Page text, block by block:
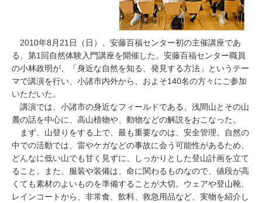
2010年8月21日（日）、安藤百福センター初の主催講座であ
る、第1回自然体験入門講座を開催した。安藤百福センター職員
の小林政明が、
「身近な自然を知る、発見する方法」
というテー
マで講演を行い、小諸市内外から、およそ140名の方々にご参加
いただいた。
講演では、小諸市の身近なフィールドである、浅間山とその山
麓の話を中心に、高山植物や、動物などの解説をおこなった。
まず、山登りをする上で、最も重要なのは、安全管理。自然の
中での活動では、雷やケガなどの事故に会う可能性があるため、
どんなに低い山でも甘く見ずに、しっかりとした登山計画を立て
ること。また、服装や装備は、命に関わるものなので、値段が高
くても素材のよいものを準備することが大切。ウェアや登山靴、
レインコートから、非常食、飲料、救急用品など、実物を紹介し